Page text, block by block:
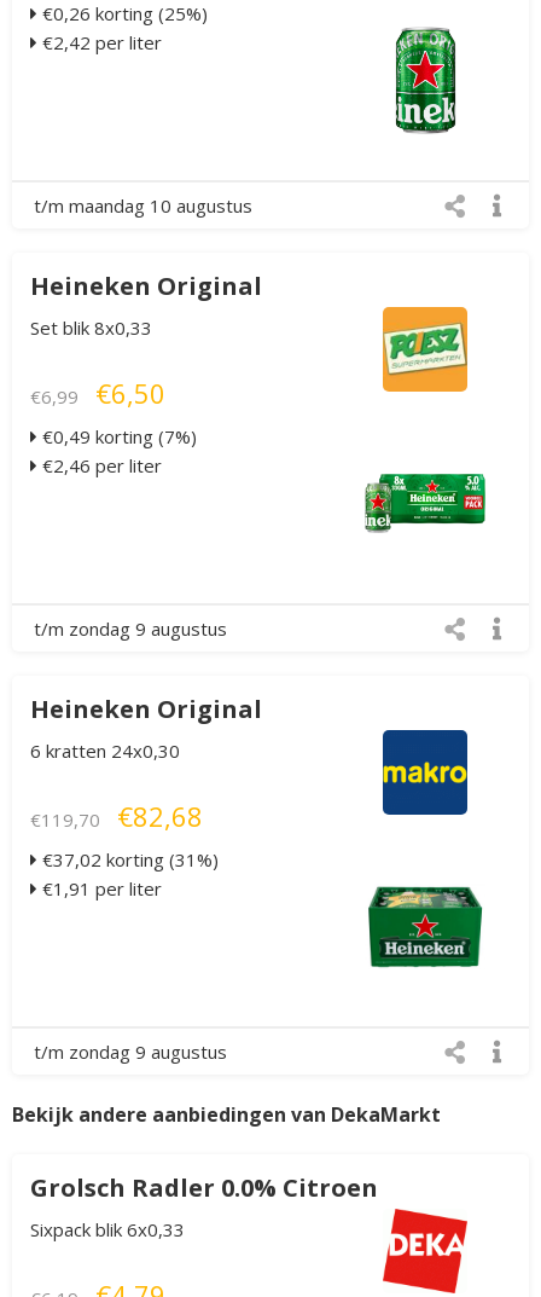
€0,26 korting (25%)
€2,42 per liter
t/m maandag 10 augustus
Heineken Original
Set blik 8x0,33
€6,99 €6,50
€0,49 korting (7%)
€2,46 per liter
t/m zondag 9 augustus
Heineken Original
6 kratten 24x0,30
€119,70 €82,68
€37,02 korting (31%)
€1,91 per liter
t/m zondag 9 augustus
Bekijk andere aanbiedingen van DekaMarkt
Grolsch Radler 0.0% Citroen
Sixpack blik 6x0,33